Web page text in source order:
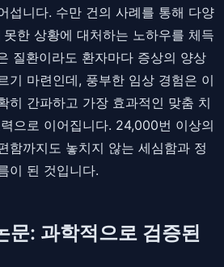
섭니다. 수만 건의 사례를 통해 다양
한 상황에 대처하는 노하우를 체득
질환이라도 환자마다 증상의 양상
기 마련인데, 풍부한 임상 경험은 이
히 간파하고 가장 효과적인 맞춤 치
으로 이어집니다. 24,000번 이상의
함까지도 놓치지 않는 세심함과 정
이 된 것입니다.
문: 과학적으로 검증된